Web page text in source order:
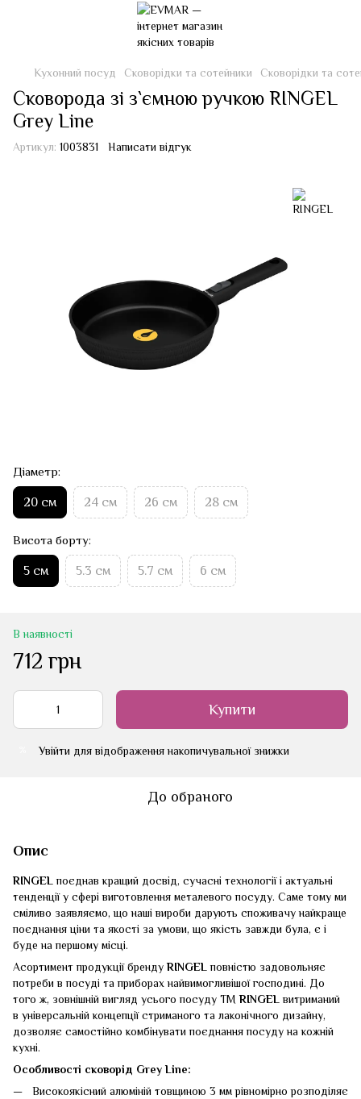
Кухонний посуд Сковорідки та сотейники Сковорідки та
Сковорода зі з`ємною ручкою RINGEL
Grey Line
Артикул: 1003831 Написати відгук
Діаметр:
20 см 24 см 26 см 28 см
Висота борту:
5 см 5.3 см 5.7 см 6 см
В наявності
712 грн
Купити
Увійти для відображення накопичувальної знижки
До обраного
Опис
RINGELпоєднав кращий досвід, сучасні технології і актуальні
тенденції у сфері виготовлення металевого посуду. Саме тому ми
сміливо заявляємо, що наші вироби дарують споживачу найкраще
поєднання ціни та якості за умови, що якість завжди була, є і
буде на першому місці.
Асортимент продукції брендуRINGELповністю задовольняє
потреби в посуді та приборах найвимогливішої господині. До
того ж, зовнішній вигляд усього посуду ТМRINGELвитриманий
в універсальній концепції стриманого та лаконічного дизайну,
дозволяє самостійно комбінувати поєднання посуду на кожній
кухні.
Особливості сковорід Grey Line:
Високоякісний алюміній товщиною 3 мм рівномірно розподіляє